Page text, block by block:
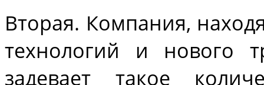
Вторая. Компания,
технологий и нового
задевает такое